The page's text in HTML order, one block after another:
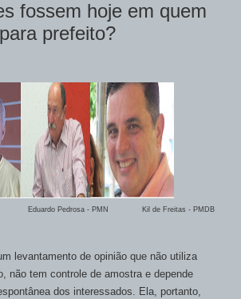
fossem hoje em quem
prefeito?
Eduardo Pedrosa - PMN Kil de Freitas - PMDB
levantamento de opinião que não utiliza
não tem controle de amostra e depende
dos interessados. Ela, portanto,